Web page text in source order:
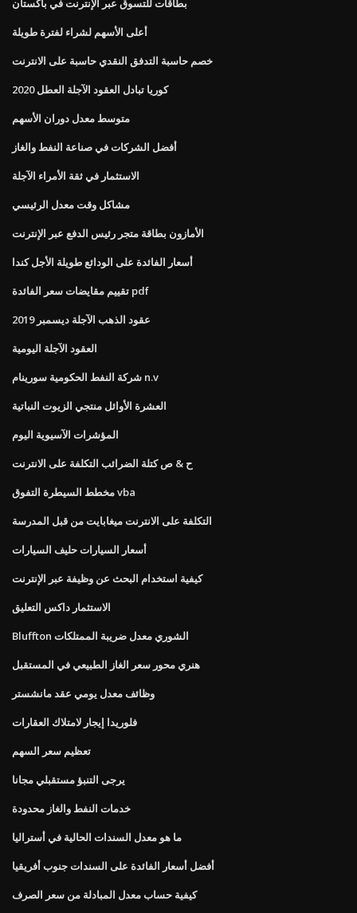
بطاقات للتسوق عبر الإنترنت في باكستان
أعلى الأسهم لشراء لفترة طويلة
خصم حاسبة التدفق النقدي حاسبة على الانترنت
كوريا تبادل العقود الآجلة العطل 2020
متوسط ​​معدل دوران الأسهم
أفضل الشركات في صناعة النفط والغاز
الاستثمار في ثقة الأمراء الآجلة
مشاكل وقت معدل الرئيسي
الأمازون بطاقة متجر رئيس الدفع عبر الإنترنت
أسعار الفائدة على الودائع طويلة الأجل كندا
تقييم مقايضات سعر الفائدة pdf
عقود الذهب الآجلة ديسمبر 2019
العقود الآجلة اليومية
شركة النفط الحكومية سورينام n.v
العشرة الأوائل منتجي الزيوت النباتية
المؤشرات الآسيوية اليوم
ح & ص كتلة الضرائب التكلفة على الانترنت
مخطط السيطرة التفوق vba
التكلفة على الانترنت ميغابايت من قبل المدرسة
أسعار السيارات حليف السيارات
كيفية استخدام البحث عن وظيفة عبر الإنترنت
الاستثمار داكس التعليق
Bluffton الشوري معدل ضريبة الممتلكات
هنري محور سعر الغاز الطبيعي في المستقبل
وظائف معدل يومي عقد مانشستر
فلوريدا إيجار لامتلاك العقارات
تعظيم سعر السهم
يرجى التنبؤ مستقبلي مجانا
خدمات النفط والغاز محدودة
ما هو معدل السندات الحالية في أستراليا
أفضل أسعار الفائدة على السندات جنوب أفريقيا
كيفية حساب معدل المبادلة من سعر الصرف